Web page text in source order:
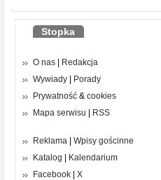
Stopka
O nas
Redakcja
Wywiady
Porady
Prywatność & cookies
Mapa serwisu
RSS
Reklama
Wpisy gościnne
Katalog
Kalendarium
Facebook
X